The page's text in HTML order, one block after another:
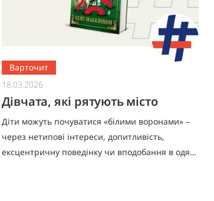
Варточит
18.03.2026
Дівчата, які рятують місто
Діти можуть почуватися «білими воронами» –
через нетипові інтереси, допитливість,
ексцентричну поведінку чи вподобання в одязі.